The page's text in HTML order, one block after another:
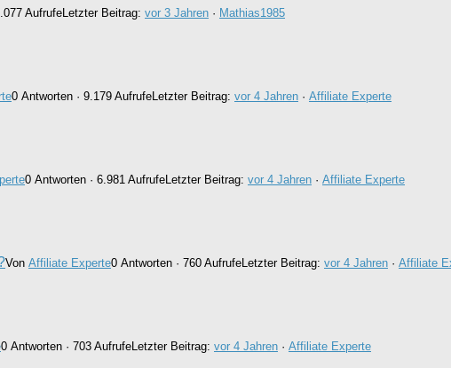
AufrufeLetzter Beitrag: vor 3 Jahren · Mathias1985
0 Antworten · 9.179 AufrufeLetzter Beitrag: vor 4 Jahren · Affiliate Experte
0 Antworten · 6.981 AufrufeLetzter Beitrag: vor 4 Jahren · Affiliate Experte
Von Affiliate Experte0 Antworten · 760 AufrufeLetzter Beitrag: vor 4 Jahren · Affiliate
0 Antworten · 703 AufrufeLetzter Beitrag: vor 4 Jahren · Affiliate Experte